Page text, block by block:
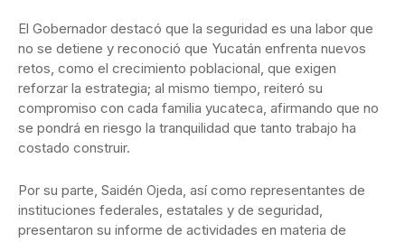
El Gobernador destacó que la seguridad es una labor que
no se detiene y reconoció que Yucatán enfrenta nuevos
retos, como el crecimiento poblacional, que exigen
reforzar la estrategia; al mismo tiempo, reiteró su
compromiso con cada familia yucateca, afirmando que no
se pondrá en riesgo la tranquilidad que tanto trabajo ha
costado construir.
Por su parte, Saidén Ojeda, así como representantes de
instituciones federales, estatales y de seguridad,
presentaron su informe de actividades en materia de